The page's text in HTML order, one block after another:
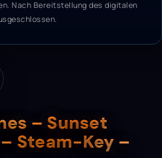
Nach Bereitstellung des digitalen
– Sunset
Steam-Key –